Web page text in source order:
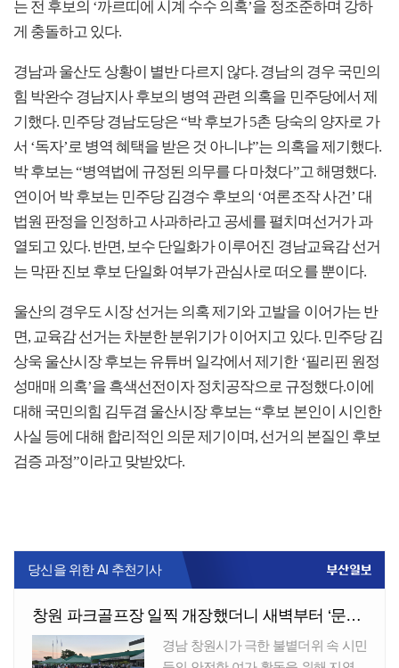
는 전 후보의 ‘까르띠에 시계 수수 의혹’을 정조준하며 강하
게 충돌하고 있다.
경남과 울산도 상황이 별반 다르지 않다. 경남의 경우 국민의
힘 박완수 경남지사 후보의 병역 관련 의혹을 민주당에서 제
기했다. 민주당 경남도당은 “박 후보가 5촌 당숙의 양자로 가
서 ‘독자’로 병역 혜택을 받은 것 아니냐”는 의혹을 제기했다.
박 후보는 “병역법에 규정된 의무를 다 마쳤다”고 해명했다.
연이어 박 후보는 민주당 김경수 후보의 ‘여론조작 사건’ 대
법원 판정을 인정하고 사과하라고 공세를 펼치며선거가 과
열되고 있다. 반면, 보수 단일화가 이루어진 경남교육감 선거
는 막판 진보 후보 단일화 여부가 관심사로 떠오를 뿐이다.
울산의 경우도 시장 선거는 의혹 제기와 고발을 이어가는 반
면, 교육감 선거는 차분한 분위기가 이어지고 있다. 민주당 김
상욱 울산시장 후보는 유튜버 일각에서 제기한 ‘필리핀 원정
성매매 의혹’을 흑색선전이자 정치공작으로 규정했다.이에
대해 국민의힘 김두겸 울산시장 후보는 “후보 본인이 시인한
사실 등에 대해 합리적인 의문 제기이며, 선거의 본질인 후보
검증 과정”이라고 맞받았다.